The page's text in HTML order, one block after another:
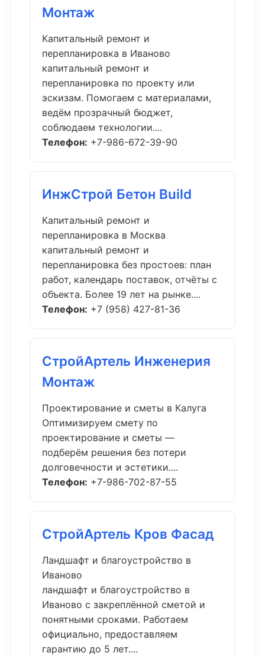
Монтаж
Капитальный ремонт и
перепланировка в Иваново
капитальный ремонт и
перепланировка по проекту или
эскизам. Помогаем с материалами,
ведём прозрачный бюджет,
соблюдаем технологии....
Телефон: +7-986-672-39-90
ИнжСтрой Бетон Build
Капитальный ремонт и
перепланировка в Москва
капитальный ремонт и
перепланировка без простоев: план
работ, календарь поставок, отчёты с
объекта. Более 19 лет на рынке....
Телефон: +7 (958) 427-81-36
СтройАртель Инженерия
Монтаж
Проектирование и сметы в Калуга
Оптимизируем смету по
проектирование и сметы —
подберём решения без потери
долговечности и эстетики....
Телефон: +7-986-702-87-55
СтройАртель Кров Фасад
Ландшафт и благоустройство в
Иваново
ландшафт и благоустройство в
Иваново с закреплённой сметой и
понятными сроками. Работаем
официально, предоставляем
гарантию до 5 лет....